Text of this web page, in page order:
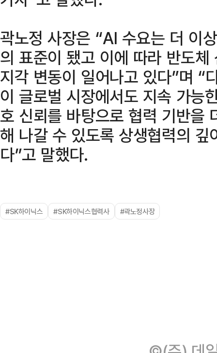
곽노정 사장은 “AI 수요는 더 이
의 표준이 됐고 이에 따라 반도
지각 변동이 일어나고 있다”며 “
이 글로벌 시장에서도 지속 가능
호 신뢰를 바탕으로 협력 기반을
해 나갈 수 있도록 상생협력의
다”고 말했다.
#SK하이닉스 #SK하이닉스협력사 #곽노정사장